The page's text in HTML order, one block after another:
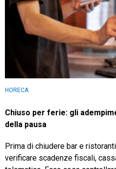
HORECA
Chiuso per ferie: gli
della pausa
Prima di chiudere bar e
verificare scadenze fiscali,